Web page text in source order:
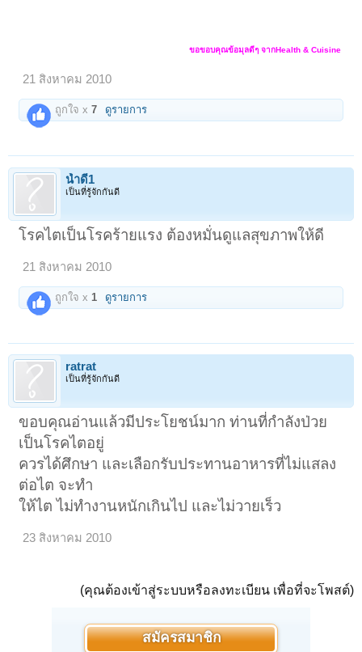
ขอขอบคุณข้อมุลดีๆ จากHealth & Cuisine
21 สิงหาคม 2010
ถูกใจ x7 ดูรายการ
น้ำดี1
เป็นที่รู้จักกันดี
โรคไตเป็นโรคร้ายแรง ต้องหมั่นดูแลสุขภาพให้ดี
21 สิงหาคม 2010
ถูกใจ x 1 ดูรายการ
ratrat
เป็นที่รู้จักกันดี
ขอบคุณอ่านแล้วมีประโยชน์มาก ท่านที่กำลังป่วย
เป็นโรคไตอยู่
ควรได้ศึกษา และเลือกรับประทานอาหารที่ไม่แสลง
ต่อไต จะทำ
ให้ไต ไม่ทำงานหนักเกินไป และไม่วายเร็ว
23 สิงหาคม 2010
(คุณต้องเข้าสู่ระบบหรือลงทะเบียน เพื่อที่จะโพสต์)
สมัครสมาชิก